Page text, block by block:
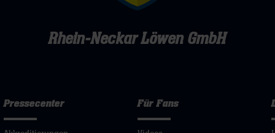
Rhein-Neckar Löwen GmbH
Pressecenter Für Fans